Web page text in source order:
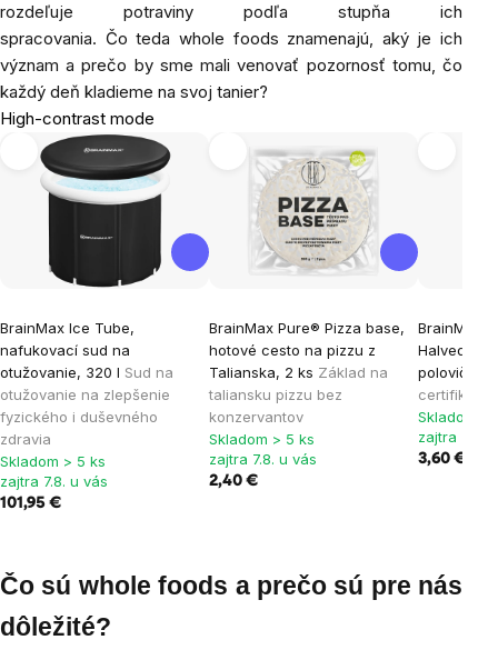
rozdeľuje potraviny podľa stupňa ich
spracovania. Čoteda whole foods znamenajú, aký je ich
význam a prečo by sme mali venovať pozornosť tomu, čo
každý deň kladieme na svoj tanier?
High-contrast mode
BrainMax Ice Tube,
nafukovací sud na
otužovanie, 320 l Sud na
otužovanie na zlepšenie
fyzického i duševného
zdravia
Skladom > 5 ks
zajtra 7.8. u vás
101,95 €
BrainMax Pure® Pizza base,
hotové cesto na pizzu z
Talianska, 2 ks Základ na
taliansku pizzu bez
konzervantov
Skladom > 5 ks
zajtra 7.8. u vás
2,40 €
BrainMax
Halved
polovičky,
certifikát
Skladom >
zajtra 7.8.
3,60 €
Čo sú whole foods a prečo sú pre nás
dôležité?